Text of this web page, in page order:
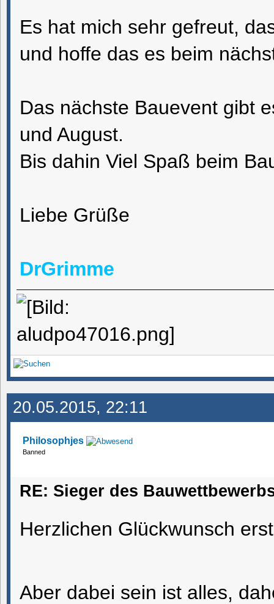
Es hat mich sehr gefreut,
und hoffe das es beim
Das nächste Bauevent gibt
und August.
Bis dahin Viel Spaß beim
Liebe Grüße
DrGrimme
20.05.2015, 22:11
Philosophjes
Banned
RE: Sieger des
Herzlichen Glückwunsch
Aber dabei sein ist alles,